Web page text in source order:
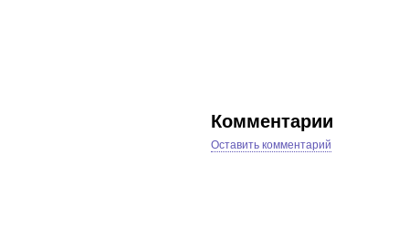
Комментарии
Оставить комментарий